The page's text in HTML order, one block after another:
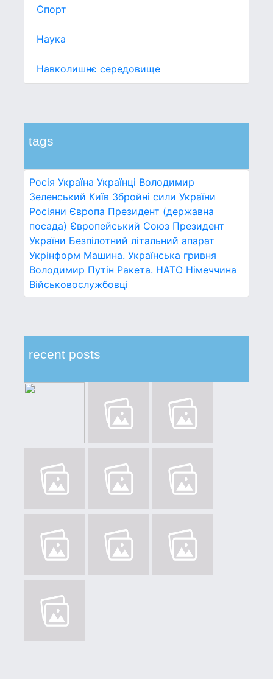
Спорт
Наука
Навколишнє середовище
tags
Росія Україна Українці Володимир
Зеленський Київ Збройні сили України
Росіяни Європа Президент (державна
посада) Європейський Союз Президент
України Безпілотний літальний апарат
Укрінформ Машина. Українська гривня
Володимир Путін Ракета. НАТО Німеччина
Військовослужбовці
recent posts